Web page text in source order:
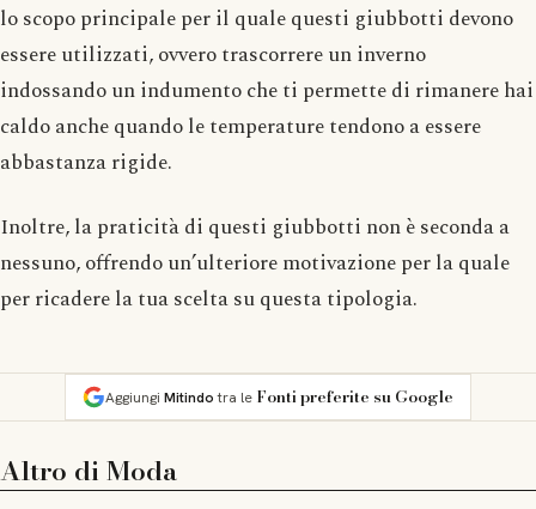
lo scopo principale per il quale questi giubbotti devono
essere utilizzati, ovvero trascorrere un inverno
indossando un indumento che ti permette di rimanere hai
caldo anche quando le temperature tendono a essere
abbastanza rigide.
Inoltre, la praticità di questi giubbotti non è seconda a
nessuno, offrendo un’ulteriore motivazione per la quale
per ricadere la tua scelta su questa tipologia.
Aggiungi Mitindotra le Fonti preferite su Google
Altro di Moda